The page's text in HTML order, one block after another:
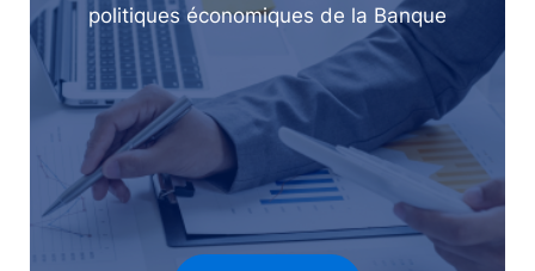
politiques économiques de la Banque